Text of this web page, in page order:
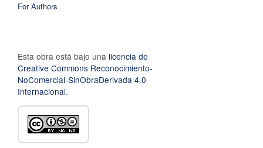
For Authors
Esta obra está bajo una licencia de
Creative Commons Reconocimiento-
NoComercial-SinObraDerivada 4.0
Internacional.